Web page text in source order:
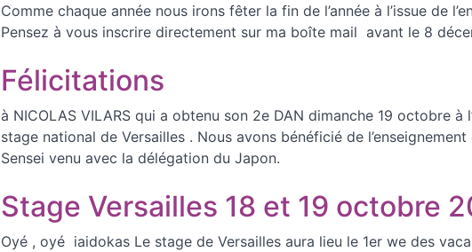
Comme chaque année nous irons fêter la fin de l’année à l’issue de
Pensez à vous inscrire directement sur ma boîte mail avant le 8
Félicitations
à NICOLAS VILARS qui a obtenu son 2e DAN dimanche 19 octobre à
stage national de Versailles . Nous avons bénéficié de l’enseignement
Sensei venu avec la délégation du Japon.
Stage Versailles 18 et 19 octobre
Oyé , oyé iaidokas Le stage de Versailles aura lieu le 1er we des